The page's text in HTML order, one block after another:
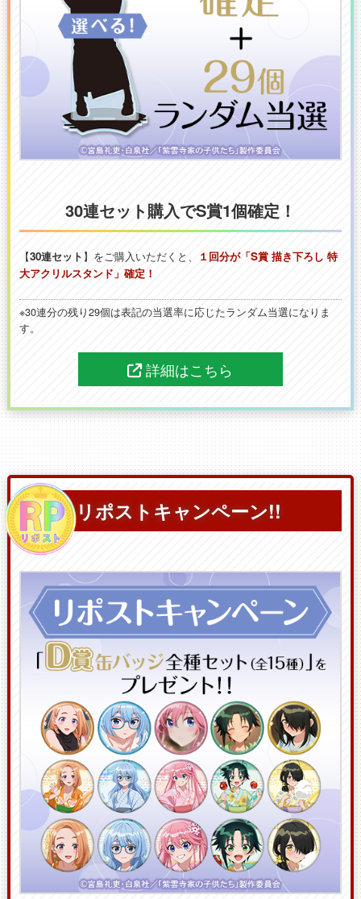
30連セット購入でS賞1個確定！
【30連セット】をご購入いただくと、
１回分が「S賞 描き下ろし 特
大アクリルスタンド」確定！
※30連分の残り29個は表記の当選率に応じたランダム当選になりま
す。
詳細はこちら
リポストキャンペーン!!